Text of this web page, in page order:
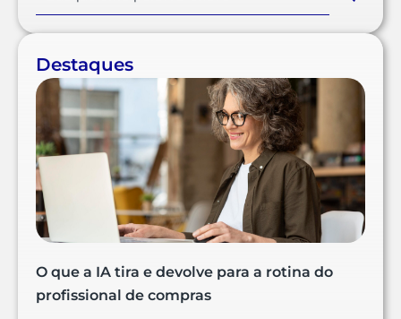
Destaques
O que a IA tira e devolve para a rotina do
profissional de compras